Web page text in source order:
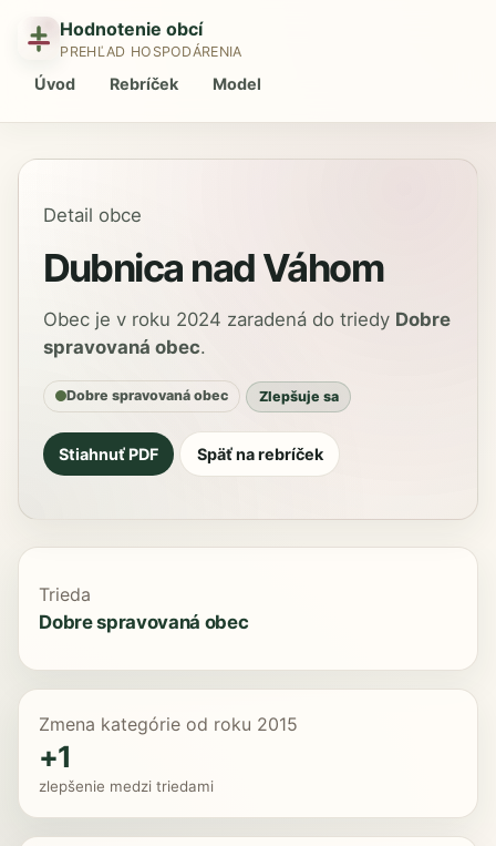
Hodnotenie obcí
PREHĽAD HOSPODÁRENIA
Úvod Rebríček Model
Detail obce
Dubnica nad Váhom
Obec je v roku 2024 zaradená do triedy Dobre
spravovaná obec.
Dobre spravovaná obec Zlepšuje sa
Stiahnuť PDF Späť na rebríček
Trieda
Dobre spravovaná obec
Zmena kategórie od roku 2015
+1
zlepšenie medzi triedami